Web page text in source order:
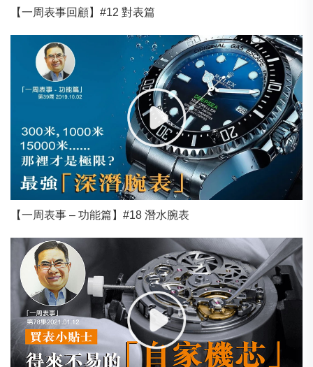
【一周表事回顧】#12 對表篇
【一周表事 – 功能篇】#18 潛水腕表